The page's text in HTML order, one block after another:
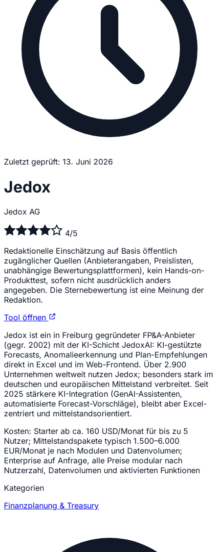
Zuletzt geprüft: 13. Juni 2026
Jedox
Jedox AG
4/5
Redaktionelle Einschätzung auf Basis öffentlich
zugänglicher Quellen (Anbieterangaben, Preislisten,
unabhängige Bewertungsplattformen), kein Hands-on-
Produkttest, sofern nicht ausdrücklich anders
angegeben. Die Sternebewertung ist eine Meinung der
Redaktion.
Tool öffnen
Jedox ist ein in Freiburg gegründeter FP&A-Anbieter
(gegr. 2002) mit der KI-Schicht JedoxAI: KI-gestützte
Forecasts, Anomalieerkennung und Plan-Empfehlungen
direkt in Excel und im Web-Frontend. Über 2.900
Unternehmen weltweit nutzen Jedox; besonders stark im
deutschen und europäischen Mittelstand verbreitet. Seit
2025 stärkere KI-Integration (GenAI-Assistenten,
automatisierte Forecast-Vorschläge), bleibt aber Excel-
zentriert und mittelstandsorientiert.
Kosten: Starter ab ca. 160 USD/Monat für bis zu 5
Nutzer; Mittelstandspakete typisch 1.500–6.000
EUR/Monat je nach Modulen und Datenvolumen;
Enterprise auf Anfrage, alle Preise modular nach
Nutzerzahl, Datenvolumen und aktivierten Funktionen
Kategorien
Finanzplanung & Treasury